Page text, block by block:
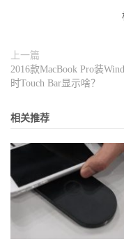
上一篇
2016款MacBook Pro装
时Touch Bar显示啥？
相关推荐